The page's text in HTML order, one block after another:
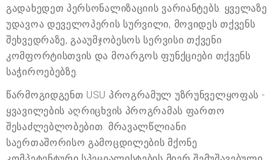
გადახედეთ პერსონალიზაციის ვარიანტებს. ყველაზე
უდავოა დეველოპერის სურვილი, მოვიდეს თქვენს
შეხვედრაზე, გააუმჯობესოს სერვისი თქვენი
კომფორტისთვის და მოარგოს ფუნქციები თქვენს
საჭიროებებზე.
წარმოგიდგენთ USU პროგრამულ უზრუნველყოფას -
ყვავილების აღრიცხვის პროგრამას ფართო
შესაძლებლობებით. მრავალწლიანი
საერთაშორისო გამოცდილების მქონე